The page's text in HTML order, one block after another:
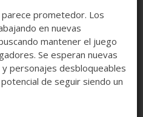
parece prometedor. Los
en nuevas
mantener el juego
Se esperan nuevas
personajes desbloqueables
de seguir siendo un